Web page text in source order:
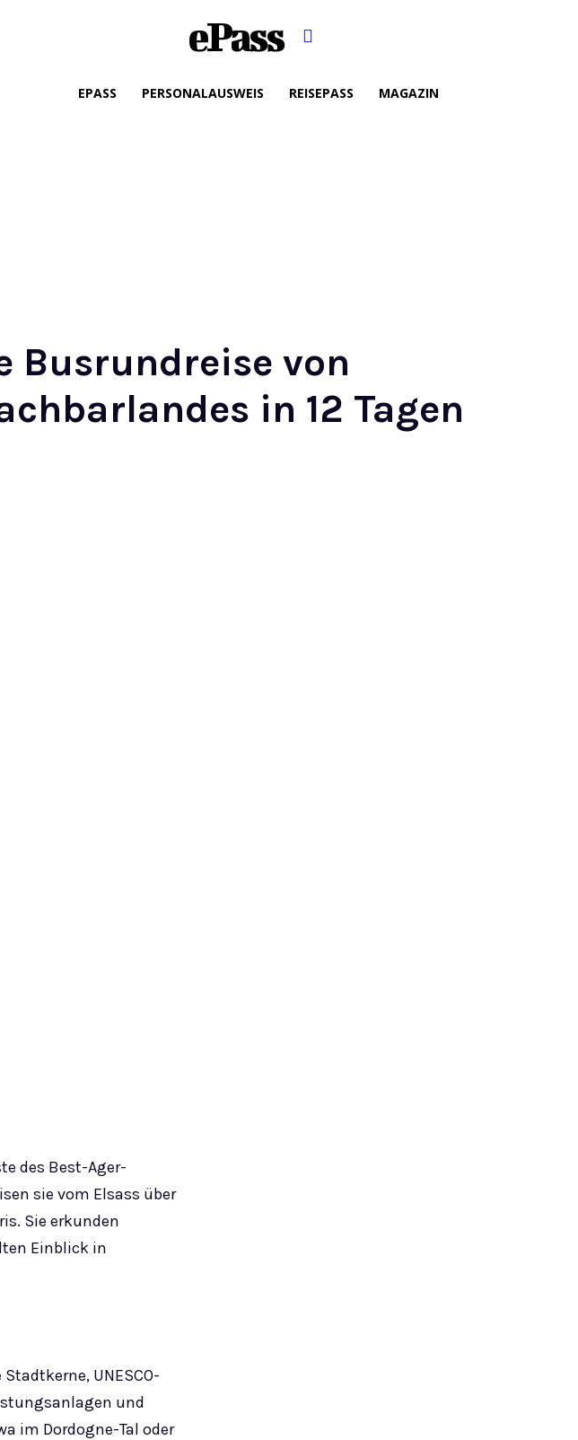
ePass
EPASS PERSONALAUSWEIS REISEPASS MAGAZIN
Busrundreise von
in 12 Tagen
des Best-Ager-
sie vom Elsass über
Sie erkunden
Einblick in
UNESCO-
und
im Dordogne-Tal oder